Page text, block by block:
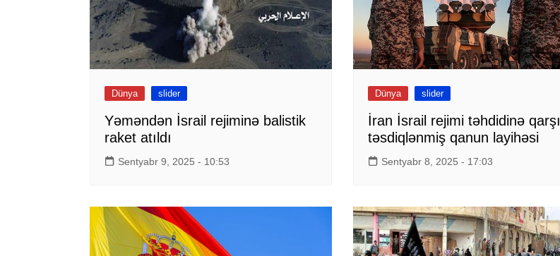
Dünya slider
Yəməndən İsrail rejiminə balistik
raket atıldı
Sentyabr 9, 2025 - 10:53
Dünya slider
İran İsrail rejimi təhdidinə qarşı
təsdiqlənmiş qanun layihəsi
Sentyabr 8, 2025 - 17:03